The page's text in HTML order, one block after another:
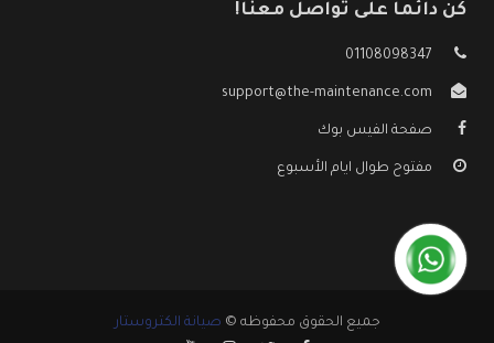
كن دائما على تواصل معنا!
01108098347
support@the-maintenance.com
صفحة الفيس بوك
مفتوح طوال ايام الأسبوع
جميع الحقوق محفوظه © صيانة الكتروستار